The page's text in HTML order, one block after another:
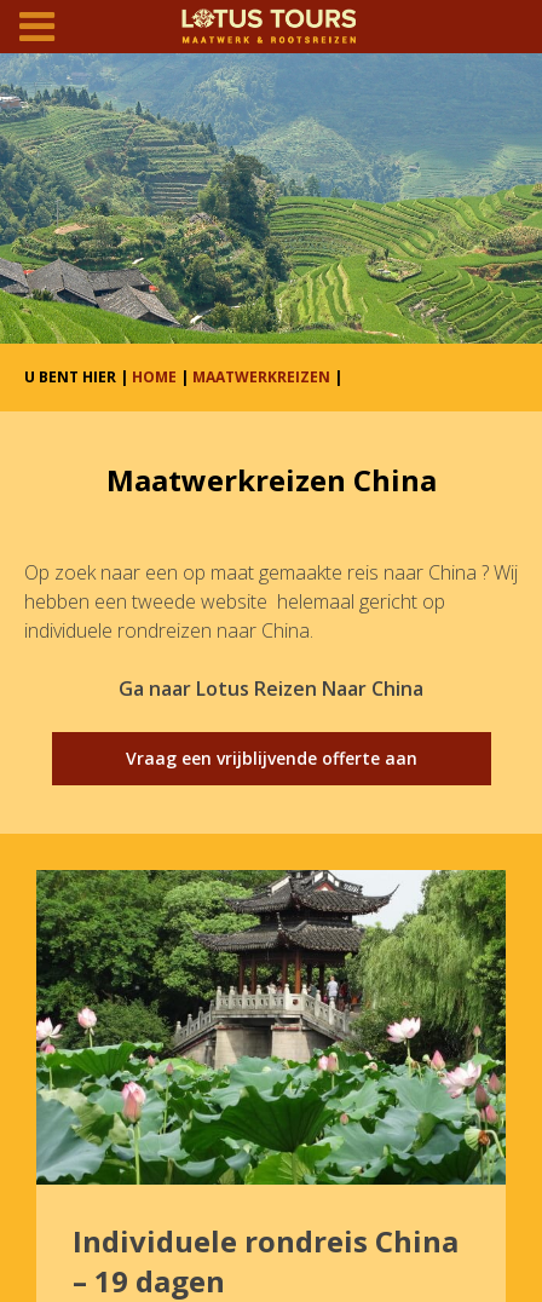
U BENT HIER | HOME | MAATWERKREIZEN |
Maatwerkreizen China
Op zoek naar een op maat gemaakte reis naar China ? Wij
hebben een tweede website helemaal gericht op
individuele rondreizen naar China.
Ga naar Lotus Reizen Naar China
Vraag een vrijblijvende offerte aan
Individuele rondreis China
– 19 dagen